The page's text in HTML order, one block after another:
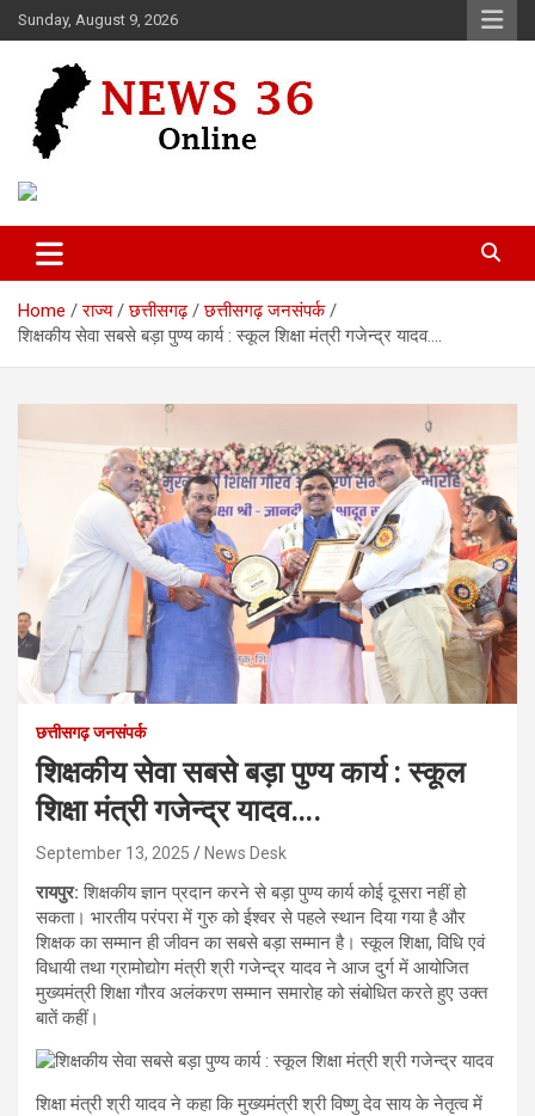
Skip
to
Sunday, August 9, 2026
News 36
Home राज्य छत्तीसगढ़
छत्तीसगढ़ जनसंपर्क
शिक्षकीय सेवा सबसे बड़ा पुण्य कार्य : स्कूल शिक्षा मंत्री गजेन्द्र यादव….
छत्तीसगढ़ जनसंपर्क
शिक्षकीय सेवा सबसे बड़ा पुण्य कार्य : स्कूल
शिक्षा मंत्री गजेन्द्र यादव….
September 13, 2025 News Desk
रायपुर:शिक्षकीय ज्ञान प्रदान करने से बड़ा पुण्य कार्य कोई दूसरा नहीं हो
सकता। भारतीय परंपरा में गुरु को ईश्वर से पहले स्थान दिया गया है और
शिक्षक का सम्मान ही जीवन का सबसे बड़ा सम्मान है। स्कूल शिक्षा, विधि एवं
विधायी तथा ग्रामोद्योग मंत्री श्री गजेन्द्र यादव ने आज दुर्ग में आयोजित
मुख्यमंत्री शिक्षा गौरव अलंकरण सम्मान समारोह को संबोधित करते हुए उक्त
बातें कहीं।
शिक्षा मंत्री श्री यादव ने कहा कि मुख्यमंत्री श्री विष्णु देव साय के नेतृत्व में